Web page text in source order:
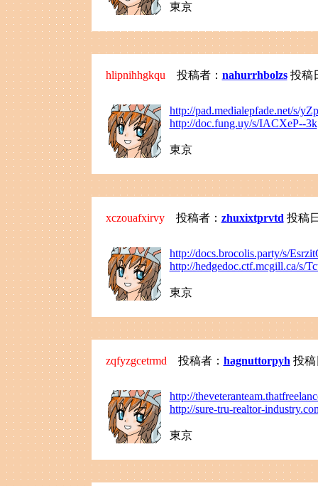
東京
hlipnihhgkqu 投稿者： nahurrhbolzs投稿
http://pad.medialepfade.net/s/
http://doc.fung.uy/s/IACXeP--3k
東京
xczouafxirvy投稿者： zhuxixtprvtd 投稿
http://docs.brocolis.party/s/
http://hedgedoc.ctf.mcgill.ca/s/
東京
zqfyzgcetrmd 投稿者： hagnuttorpyh 投稿
http://
http://sure-tru-realtor-
東京